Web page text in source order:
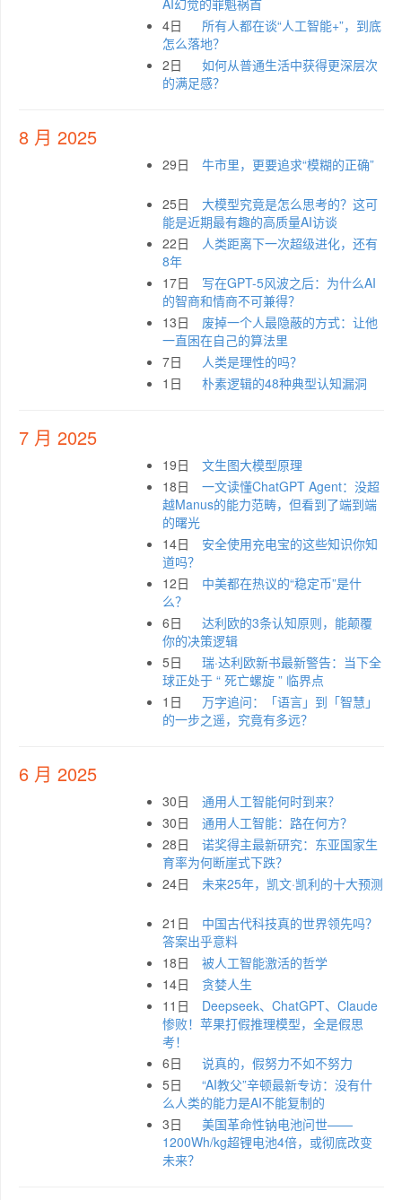
AI幻觉的罪魁祸首
4日
所有人都在谈“人工智能+”，到底
怎么落地？
2日
如何从普通生活中获得更深层次
的满足感？
8 月 2025
29日 牛市里，更要追求“模糊的正确”
25日
大模型究竟是怎么思考的？这可
能是近期最有趣的高质量AI访谈
22日
人类距离下一次超级进化，还有
8年
17日
写在GPT-5风波之后：为什么AI
的智商和情商不可兼得？
13日
废掉一个人最隐蔽的方式：让他
一直困在自己的算法里
7日
人类是理性的吗？
1日
朴素逻辑的48种典型认知漏洞
7 月 2025
19日
文生图大模型原理
18日
一文读懂ChatGPT Agent：没超
越Manus的能力范畴，但看到了端到端
的曙光
14日
安全使用充电宝的这些知识你知
道吗？
12日
中美都在热议的“稳定币”是什
么？
6日
达利欧的3条认知原则，能颠覆
你的决策逻辑
5日
瑞·达利欧新书最新警告：当下全
球正处于 “ 死亡螺旋 ” 临界点
1日
万字追问：「语言」到「智慧」
的一步之遥，究竟有多远？
6 月 2025
30日
通用人工智能何时到来？
30日
通用人工智能：路在何方？
28日
诺奖得主最新研究：东亚国家生
育率为何断崖式下跌？
24日
未来25年，凯文·凯利的十大预测
21日
中国古代科技真的世界领先吗？
答案出乎意料
18日
被人工智能激活的哲学
14日
贪婪人生
11日
Deepseek、ChatGPT、Claude
惨败！苹果打假推理模型，全是假思
考！
6日
说真的，假努力不如不努力
5日
“AI教父”辛顿最新专访：没有什
么人类的能力是AI不能复制的
3日
美国革命性钠电池问世——
1200Wh/kg超锂电池4倍，或彻底改变
未来？